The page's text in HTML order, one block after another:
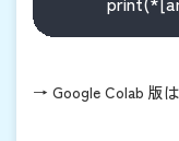
→ Google Colab 版は